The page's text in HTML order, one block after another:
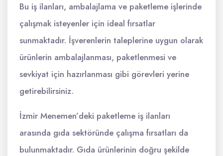
Bu iş ilanları, ambalajlama ve paketleme işlerinde
çalışmak isteyenler için ideal fırsatlar
sunmaktadır. İşverenlerin taleplerine uygun olarak
ürünlerin ambalajlanması, paketlenmesi ve
sevkiyat için hazırlanması gibi görevleri yerine
getirebilirsiniz.
İzmir Menemen’deki paketleme iş ilanları
arasında gıda sektöründe çalışma fırsatları da
bulunmaktadır. Gıda ürünlerinin doğru şekilde